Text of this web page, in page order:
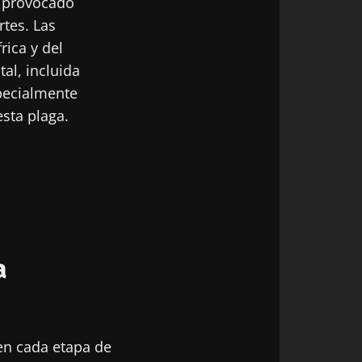
Las
y del
incluida
plaga.
cada etapa de
de datos
los